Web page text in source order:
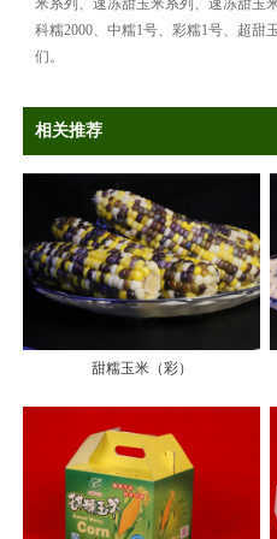
科糯2000、中糯1号、彩糯1号、超甜
们。
相关推荐
甜糯玉米（彩）